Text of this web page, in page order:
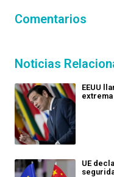
Comentarios
Noticias
EEUU
UE